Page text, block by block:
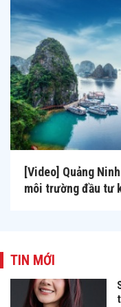
[Video] Quảng
môi trường đầu tư
TIN MỚI